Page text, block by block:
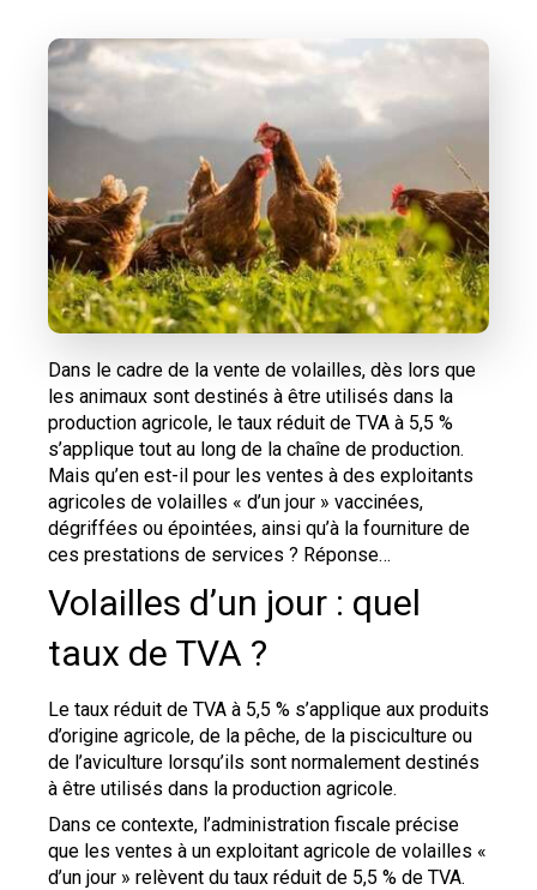
Dans le cadre de la vente de volailles, dès lors que
les animaux sont destinés à être utilisés dans la
production agricole, le taux réduit de TVA à 5,5 %
s’applique tout au long de la chaîne de production.
Mais qu’en est-il pour les ventes à des exploitants
agricoles de volailles « d’un jour » vaccinées,
dégriffées ou épointées, ainsi qu’à la fourniture de
ces prestations de services ? Réponse…
Volailles d’un jour : quel
taux de TVA ?
Le taux réduit de TVA à 5,5 % s’applique aux produits
d’origine agricole, de la pêche, de la pisciculture ou
de l’aviculture lorsqu’ils sont normalement destinés
à être utilisés dans la production agricole.
Dans ce contexte, l’administration fiscale précise
que les ventes à un exploitant agricole de volailles «
d’un jour » relèvent du taux réduit de 5,5 % de TVA.